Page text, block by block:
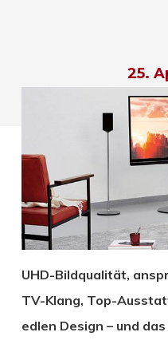
25.
UHD-Bildqualität,
TV-Klang, Top-
edlen Design – und